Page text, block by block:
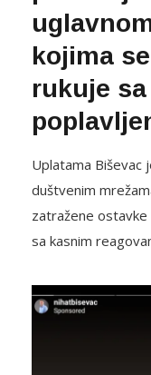
kojima
rukuje
Uplatama Biševac
duštvenim
zatražene
sa kasnim